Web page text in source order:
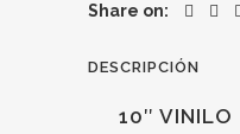
Share on:
DESCRIPCIÓN
10″ VINILO